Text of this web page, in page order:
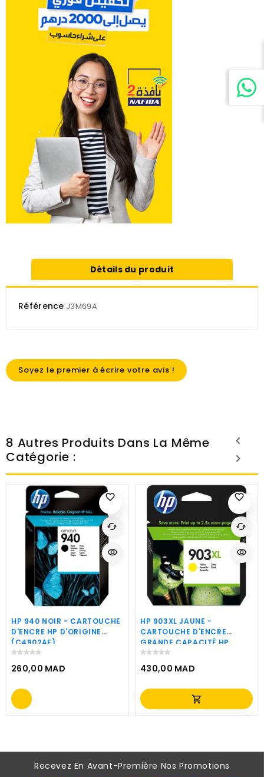
Détails du produit
Référence J3M69A
Soyez le premier à écrire votre avis !
8 Autres Produits Dans La Même
Catégorie :
favorite_border
HP 940 NOIR - CARTOUCHE
D'ENCRE HP D'ORIGINE
(C4902AE)
260,00 MAD
Prix
cached
visibility
favorite_border
HP 903XL JAUNE -
CARTOUCHE D'ENCRE
GRANDE CAPACITÉ HP
D'ORIGINE (T6M11AE)
430,00 MAD
Prix
shopping_cart
cached
visibility
Recevez En Avant-Première Nos Promotions